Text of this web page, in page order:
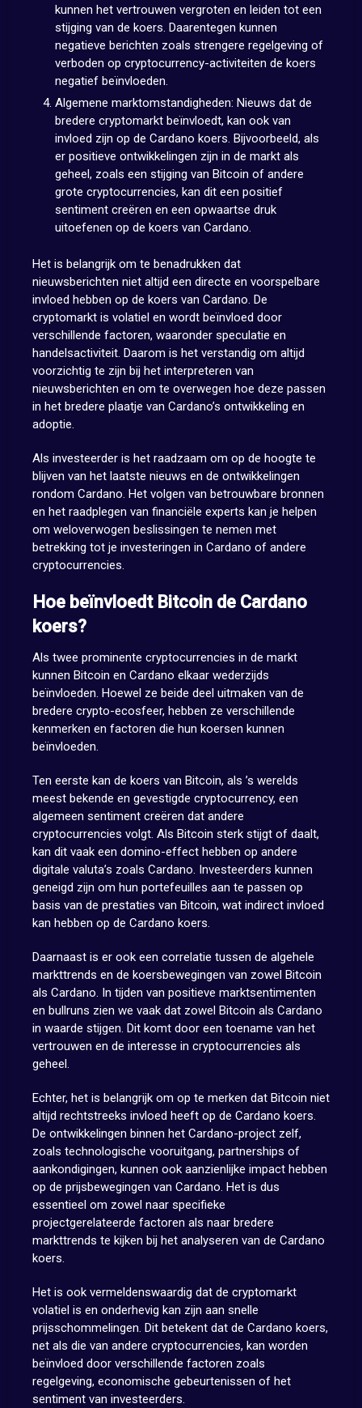
kunnen het vertrouwen vergroten en leiden tot een
stijging van de koers. Daarentegen kunnen
negatieve berichten zoals strengere regelgeving of
verboden op cryptocurrency-activiteiten de koers
negatief beïnvloeden.
Algemene marktomstandigheden: Nieuws dat de
bredere cryptomarkt beïnvloedt, kan ook van
invloed zijn op de Cardano koers. Bijvoorbeeld, als
er positieve ontwikkelingen zijn in de markt als
geheel, zoals een stijging van Bitcoin of andere
grote cryptocurrencies, kan dit een positief
sentiment creëren en een opwaartse druk
uitoefenen op de koers van Cardano.
Het is belangrijk om te benadrukken dat
nieuwsberichten niet altijd een directe en voorspelbare
invloed hebben op de koers van Cardano. De
cryptomarkt is volatiel en wordt beïnvloed door
verschillende factoren, waaronder speculatie en
handelsactiviteit. Daarom is het verstandig om altijd
voorzichtig te zijn bij het interpreteren van
nieuwsberichten en om te overwegen hoe deze passen
in het bredere plaatje van Cardano’s ontwikkeling en
adoptie.
Als investeerder is het raadzaam om op de hoogte te
blijven van het laatste nieuws en de ontwikkelingen
rondom Cardano. Het volgen van betrouwbare bronnen
en het raadplegen van financiële experts kan je helpen
om weloverwogen beslissingen te nemen met
betrekking tot je investeringen in Cardano of andere
cryptocurrencies.
Hoe beïnvloedt Bitcoin de Cardano
koers?
Als twee prominente cryptocurrencies in de markt
kunnen Bitcoin en Cardano elkaar wederzijds
beïnvloeden. Hoewel ze beide deel uitmaken van de
bredere crypto-ecosfeer, hebben ze verschillende
kenmerken en factoren die hun koersen kunnen
beïnvloeden.
Ten eerste kan de koers van Bitcoin, als ’s werelds
meest bekende en gevestigde cryptocurrency, een
algemeen sentiment creëren dat andere
cryptocurrencies volgt. Als Bitcoin sterk stijgt of daalt,
kan dit vaak een domino-effect hebben op andere
digitale valuta’s zoals Cardano. Investeerders kunnen
geneigd zijn om hun portefeuilles aan te passen op
basis van de prestaties van Bitcoin, wat indirect invloed
kan hebben op de Cardano koers.
Daarnaast is er ook een correlatie tussen de algehele
markttrends en de koersbewegingen van zowel Bitcoin
als Cardano. In tijden van positieve marktsentimenten
en bullruns zien we vaak dat zowel Bitcoin als Cardano
in waarde stijgen. Dit komt door een toename van het
vertrouwen en de interesse in cryptocurrencies als
geheel.
Echter, het is belangrijk om op te merken dat Bitcoin niet
altijd rechtstreeks invloed heeft op de Cardano koers.
De ontwikkelingen binnen het Cardano-project zelf,
zoals technologische vooruitgang, partnerships of
aankondigingen, kunnen ook aanzienlijke impact hebben
op de prijsbewegingen van Cardano. Het is dus
essentieel om zowel naar specifieke
projectgerelateerde factoren als naar bredere
markttrends te kijken bij het analyseren van de Cardano
koers.
Het is ook vermeldenswaardig dat de cryptomarkt
volatiel is en onderhevig kan zijn aan snelle
prijsschommelingen. Dit betekent dat de Cardano koers,
net als die van andere cryptocurrencies, kan worden
beïnvloed door verschillende factoren zoals
regelgeving, economische gebeurtenissen of het
sentiment van investeerders.